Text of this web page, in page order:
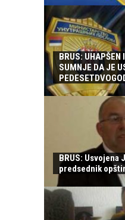
BRUS:
SUMNJE DA JE
BRUS: Usvojena
predsednik